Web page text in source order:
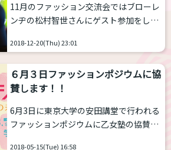
た問題をどうやって克服していったのだ
ろうか。話を聞いてみた。 (聞き手 乙女
塾なお、撮影 乙女塾山岸および本人の許
諾による) ――トランスジェンダーでぶつか
る壁の1つが体型などで着...
11月のファッション交流会ではブローレ
ンヂの松村智世さんにゲスト参加をして
ズの可愛いお洋服をテーマにジェンダー
フリーな製作を心掛けているファッショ
ンブランドだ。だが、単純に大きなサイ
ズにすればよいわけではないらしい。男
た。 男女のサイズで「どこが最も違
う」のか？ 乙女塾からのMEMO 大きなサ
イズの洋服を作る上で単純に拡大コピー
2018-12-20(Thu) 23:01
６月３日ファッションポジウムに協
賛します！！
6月3日に東京大学の安田講堂で行われる
ファッションポジウムに乙女塾の協賛が
2018-05-15(Tue) 16:58